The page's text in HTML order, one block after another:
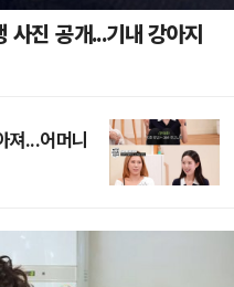
진 공개...기내 강아지
져...어머니